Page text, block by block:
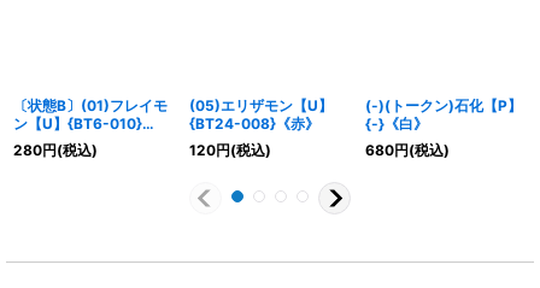
〔状態B〕(01)フレイモ
ン【U】{BT6-010}
《赤》
280円(税込)
(05)エリザモン【U】
{BT24-008}《赤》
120円(税込)
(-)(トークン)石化【P】
{-}《白》
680円(税込)